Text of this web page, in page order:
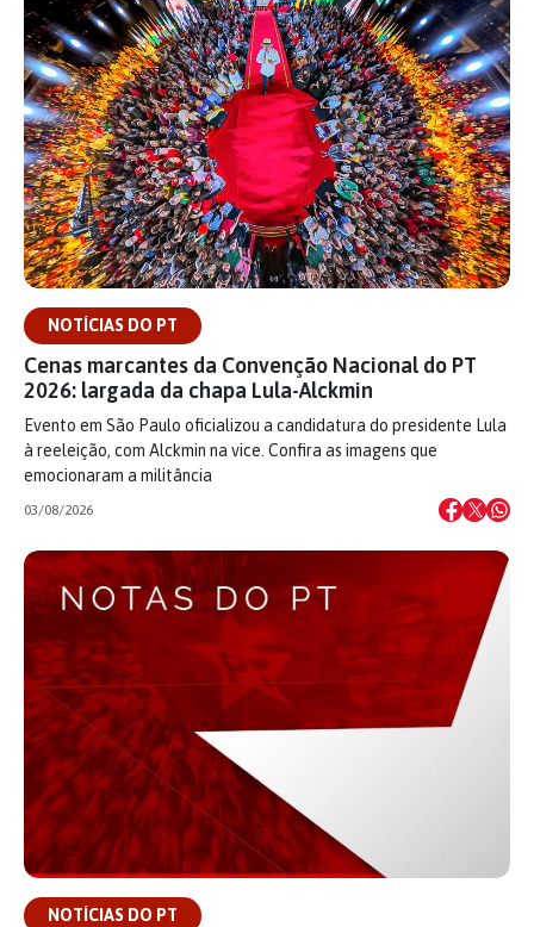
NOTÍCIAS DO PT
Cenas marcantes da Convenção Nacional do PT
2026: largada da chapa Lula-Alckmin
Evento em São Paulo oficializou a candidatura do presidente Lula
à reeleição, com Alckmin na vice. Confira as imagens que
emocionaram a militância
03/08/2026
NOTÍCIAS DO PT